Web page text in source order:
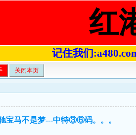
红
记住我们
关闭本页
宝马不是梦---中特③⑥码。。。